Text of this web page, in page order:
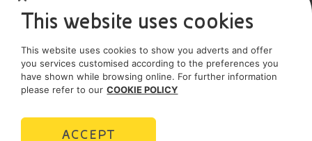
Società soggetta all'attività di direzione e coordinamento dell'Eni S.p.A.
Società con unico socio
SOCIAL MEDIA
This website uses cookies
This website uses cookies to show you adverts and offer
you services customised according to the preferences you
have shown while browsing online. For further information
please refer to our COOKIE POLICY
ACCEPT